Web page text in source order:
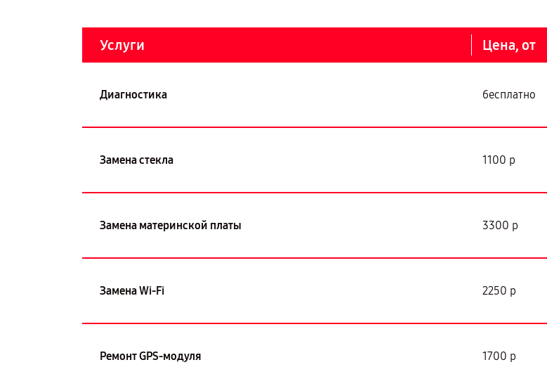
Услуги Цена, от
Диагностика бесплатно
Замена стекла 1100 р
Замена материнской платы 3300 р
Замена Wi-Fi 2250 р
Ремонт GPS-модуля 1700 р